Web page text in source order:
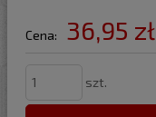
Cena: 36,95 zł
szt.